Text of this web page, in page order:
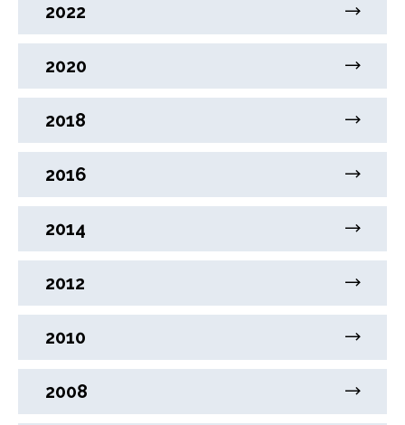
2022
2020
2018
2016
2014
2012
2010
2008